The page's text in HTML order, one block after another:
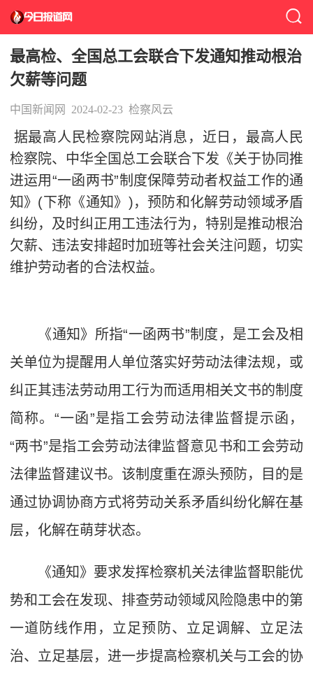
最高检、全国总工会联合下发通知推动根治
欠薪等问题
中国新闻网 2024-02-23 检察风云
据最高人民检察院网站消息，近日，最高人民
检察院、中华全国总工会联合下发《关于协同推
进运用“一函两书”制度保障劳动者权益工作的通
知》(下称《通知》)，预防和化解劳动领域矛盾
纠纷，及时纠正用工违法行为，特别是推动根治
欠薪、违法安排超时加班等社会关注问题，切实
维护劳动者的合法权益。
《通知》所指“一函两书”制度，是工会及相
关单位为提醒用人单位落实好劳动法律法规，或
纠正其违法劳动用工行为而适用相关文书的制度
简称。“一函”是指工会劳动法律监督提示函，
“两书”是指工会劳动法律监督意见书和工会劳动
法律监督建议书。该制度重在源头预防，目的是
通过协调协商方式将劳动关系矛盾纠纷化解在基
层，化解在萌芽状态。
《通知》要求发挥检察机关法律监督职能优
势和工会在发现、排查劳动领域风险隐患中的第
一道防线作用，立足预防、立足调解、立足法
治、立足基层，进一步提高检察机关与工会的协